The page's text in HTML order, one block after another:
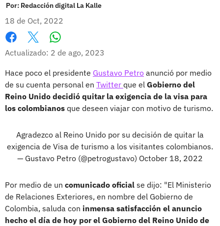
Por: Redacción digital La Kalle
18 de Oct, 2022
Facebook
X
Actualizado: 2 de ago, 2023
Hace poco el presidente Gustavo Petro anunció por medio
de su cuenta personal en Twitter que el Gobierno del
Reino Unido decidió quitar la exigencia de la visa para
los colombianos que deseen viajar con motivo de turismo.
Agradezco al Reino Unido por su decisión de quitar la
exigencia de Visa de turismo a los visitantes colombianos.
— Gustavo Petro (@petrogustavo) October 18, 2022
Por medio de un comunicado oficial se dijo: "El Ministerio
de Relaciones Exteriores, en nombre del Gobierno de
Colombia, saluda con inmensa satisfacción el anuncio
hecho el día de hoy por el Gobierno del Reino Unido de